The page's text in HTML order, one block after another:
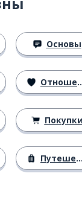
Основы
Отношения
Путешествия